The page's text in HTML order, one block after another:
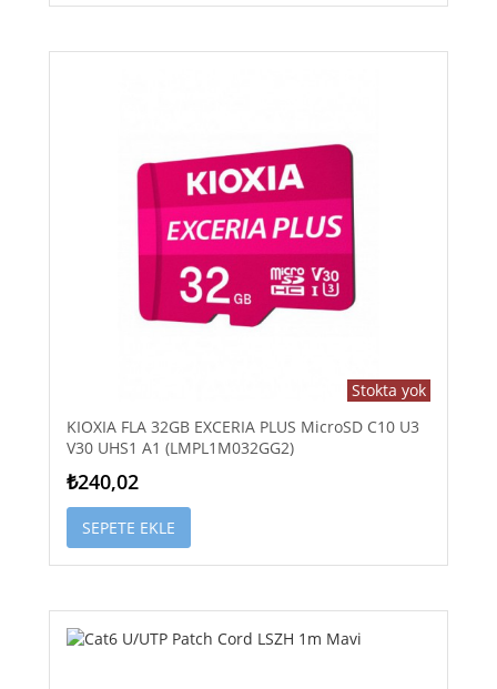
Stokta yok
KIOXIA FLA 32GB EXCERIA PLUS MicroSD C10 U3
V30 UHS1 A1 (LMPL1M032GG2)
₺240,02
SEPETE EKLE